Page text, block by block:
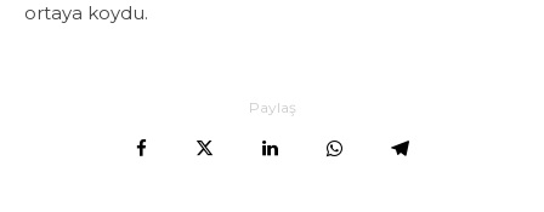
ortaya koydu.
Paylaş